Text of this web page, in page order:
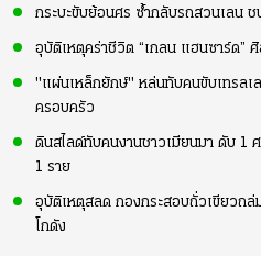
กระบะขับย้อนศร ซ้ำกลับรถสวนเลน
อุบัติเหตุคร่าชีวิต “เกลน แฮนซาร์ด”
"แผ่นเหล็กยักษ์" หล่นทับคนขับเทรลเล
ครอบครัว
ดินสไลด์ทับคนงานชาวเมียนมา ดับ 1
1 ราย
อุบัติเหตุสลด กองกระสอบถั่วเขียวถ
โกดัง